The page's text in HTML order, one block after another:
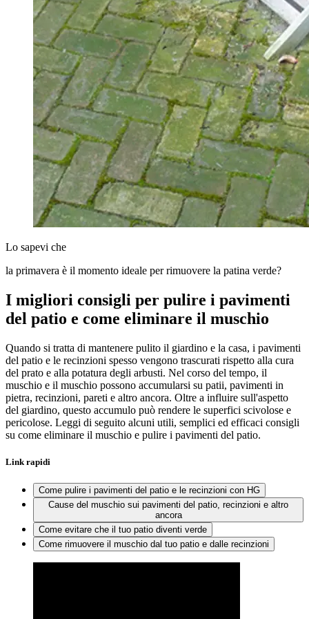
Lo sapevi che
la primavera è il momento ideale per rimuovere la patina verde?
I migliori consigli per pulire i pavimenti
del patio e come eliminare il muschio
Quando si tratta di mantenere pulito il giardino e la casa, i pavimenti
del patio e le recinzioni spesso vengono trascurati rispetto alla cura
del prato e alla potatura degli arbusti. Nel corso del tempo, il
muschio e il muschio possono accumularsi su patii, pavimenti in
pietra, recinzioni, pareti e altro ancora. Oltre a influire sull'aspetto
del giardino, questo accumulo può rendere le superfici scivolose e
pericolose. Leggi di seguito alcuni utili, semplici ed efficaci consigli
su come eliminare il muschio e pulire i pavimenti del patio.
Link rapidi
Come pulire i pavimenti del patio e le recinzioni con HG
Cause del muschio sui pavimenti del patio, recinzioni e altro
ancora
Come evitare che il tuo patio diventi verde
Come rimuovere il muschio dal tuo patio e dalle recinzioni